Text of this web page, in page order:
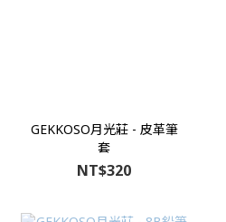
GEKKOSO月光莊 - 皮革筆
套
NT$320